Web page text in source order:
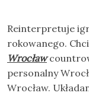
Reinterpretuje
rokowanego.
Wrocław
personalny
Wrocław.